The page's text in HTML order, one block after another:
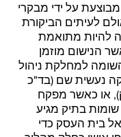
על ידי מבקרי
לעיתים הביקורת
להיות מתואמת
הנישום מוזמן
למחלקת ניהול
נעשית שם (בד"כ
או כאשר מפקח
בתיק מגיע
בית העסק כדי